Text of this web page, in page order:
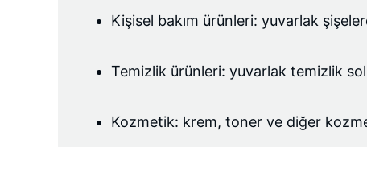
Kişisel bakım ürünleri: yuvarlak
Temizlik ürünleri: yuvarlak temizlik
Kozmetik: krem, toner ve diğer